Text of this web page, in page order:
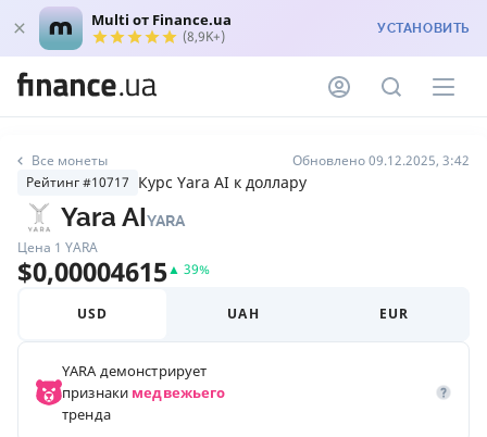
Multi от Finance.ua
(8,9K+) УСТАНОВИТЬ
Все монеты
Обновлено 09.12.2025, 3:42
Рейтинг #10717 Курс Yara AI к доллару
Yara AIYARA
Цена 1 YARA
$0,00004615▲ 39%
USD UAH EUR
YARA демонстрирует
признаки медвежьего
тренда